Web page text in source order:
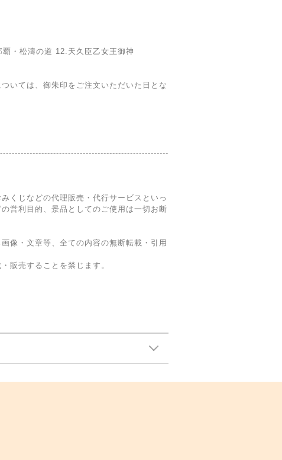
・松濤の道 12.天久臣乙女王御神
いては、御朱印をご注文いただいた日とな
くじなどの代理販売・代行サービスといっ
営利目的、景品としてのご使用は一切お断
像・文章等、全ての内容の無断転載・引用
販売することを禁じます。